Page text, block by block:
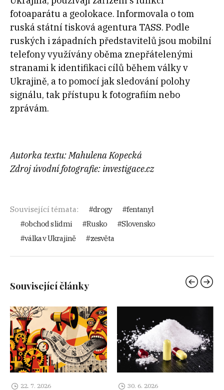
fotoaparátu a geolokace. Informovala o tom
ruská státní tisková agentura TASS. Podle
ruských i západních představitelů jsou mobilní
telefony využívány oběma znepřátelenými
stranami k identifikaci cílů během války v
Ukrajině, a to pomocí jak sledování polohy
signálu, tak přístupu k fotografiím nebo
zprávám.
Autorka textu: Mahulena Kopecká
Zdroj úvodní fotografie: investigace.cz
Související témata: drogy
fentanyl
obchod s lidmi
Rusko
Slovensko
válka v Ukrajině
zesvěta
Související články
22. 7. 2026 30. 6. 2026